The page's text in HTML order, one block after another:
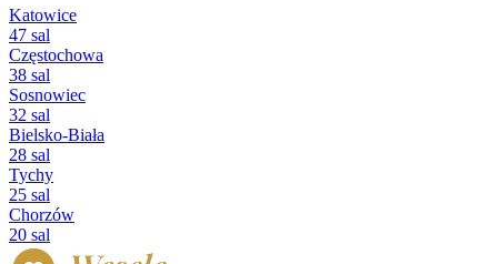
Katowice
47 sal
Częstochowa
38 sal
Sosnowiec
32 sal
Bielsko-Biała
28 sal
Tychy
25 sal
Chorzów
20 sal